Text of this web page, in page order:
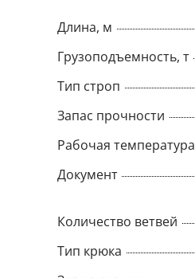
Длина, м
Грузоподъемность, т
Тип строп
Запас прочности
Рабочая температура
Документ
Количество ветвей
Тип крюка